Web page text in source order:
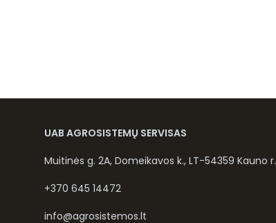
UAB AGROSISTEMŲ SERVISAS
Muitinės g. 2A, Domeikavos k., LT-54359 Kauno r.
+370 645 14472
info@agrosistemos.lt